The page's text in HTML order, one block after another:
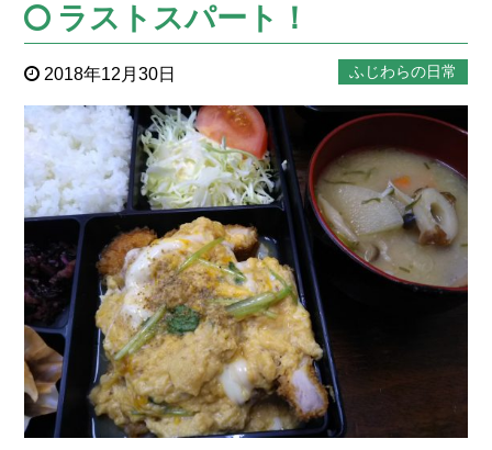
ラストスパート！
2018年12月30日 ふじわらの日常